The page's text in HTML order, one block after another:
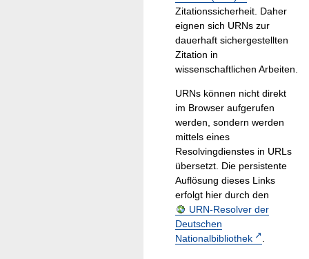
Zitationssicherheit. Daher
eignen sich URNs zur
dauerhaft sichergestellten
Zitation in
wissenschaftlichen Arbeiten.
URNs können nicht direkt
im Browser aufgerufen
werden, sondern werden
mittels eines
Resolvingdienstes in URLs
übersetzt. Die persistente
Auflösung dieses Links
erfolgt hier durch den
URN-Resolver der
Deutschen
Nationalbibliothek
.